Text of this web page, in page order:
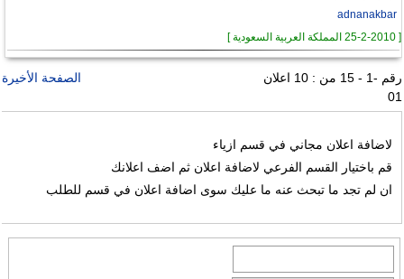
adnanakbar
[ 25-2-2010 المملكة العربية السعودية ]
رقم -1 - 15 من : 10 اعلان
الصفحة الأخيرة
01
لاضافة اعلان مجاني في قسم ازياء
قم باختيار القسم الفرعي لاضافة اعلان ثم اضف اعلانك
ان لم تجد ما تبحث عنه ما عليك سوى اضافة اعلان في قسم للطلب